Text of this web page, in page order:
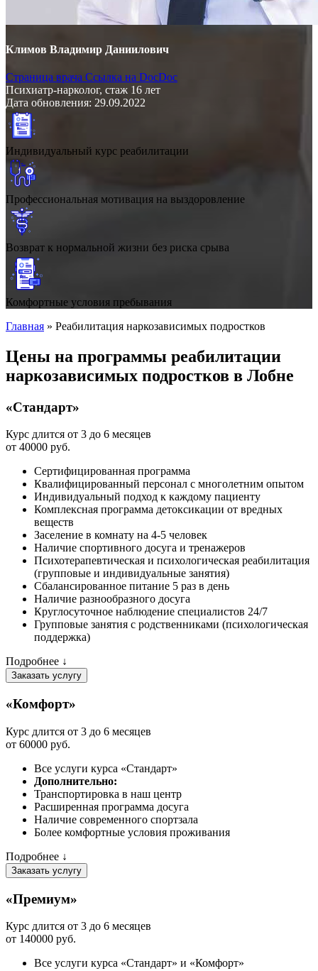
Климов Владимир Даниилович
Страница врача Ссылка на DocDoc
Психиатр-нарколог, стаж 16 лет
Дата обновления: 29.09.2022
Индивидуальный курс реабилитации
Профессиональная мотивация на выздоровление
Возврат к нормальной жизни без риска срыва
Комфортные условия пребывания
Главная » Реабилитация наркозависимых подростков
Цены на программы реабилитации
наркозависимых подростков в Лобне
«Стандарт»
Курс длится от 3 до 6 месяцев
от 40000 руб.
Сертифицированная программа
Квалифицированный персонал с многолетним опытом
Индивидуальный подход к каждому пациенту
Комплексная программа детоксикации от вредных
веществ
Заселение в комнату на 4-5 человек
Наличие спортивного досуга и тренажеров
Психотерапевтическая и психологическая реабилитация
(групповые и индивидуальные занятия)
Сбалансированное питание 5 раз в день
Наличие разнообразного досуга
Круглосуточное наблюдение специалистов 24/7
Групповые занятия с родственниками (психологическая
поддержка)
Подробнее ↓
Заказать услугу
«Комфорт»
Курс длится от 3 до 6 месяцев
от 60000 руб.
Все услуги курса «Стандарт»
Дополнительно:
Транспортировка в наш центр
Расширенная программа досуга
Наличие современного спортзала
Более комфортные условия проживания
Подробнее ↓
Заказать услугу
«Премиум»
Курс длится от 3 до 6 месяцев
от 140000 руб.
Все услуги курса «Стандарт» и «Комфорт»